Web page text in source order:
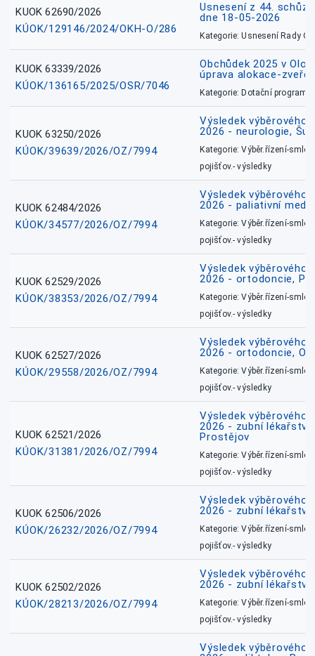
KUOK 62690/2026
KÚOK/129146/2024/OKH-O/286
Usnesení z 44.
dne 18-05-2026
Kategorie: Usnesení Rady
KUOK 63339/2026
KÚOK/136165/2025/OSR/7046
Obchůdek 2025 v
úprava alokace-
Kategorie: Dotační
KUOK 63250/2026
KÚOK/39639/2026/OZ/7994
Výsledek výběrového
2026 - neurologie,
Kategorie: Výběr.řízení-
pojišťov.- výsledky
KUOK 62484/2026
KÚOK/34577/2026/OZ/7994
Výsledek výběrového
2026 - paliativní
Kategorie: Výběr.řízení-
pojišťov.- výsledky
KUOK 62529/2026
KÚOK/38353/2026/OZ/7994
Výsledek výběrového
2026 - ortodoncie,
Kategorie: Výběr.řízení-
pojišťov.- výsledky
KUOK 62527/2026
KÚOK/29558/2026/OZ/7994
Výsledek výběrového
2026 - ortodoncie,
Kategorie: Výběr.řízení-
pojišťov.- výsledky
KUOK 62521/2026
KÚOK/31381/2026/OZ/7994
Výsledek výběrového
2026 - zubní
Prostějov
Kategorie: Výběr.řízení-
pojišťov.- výsledky
KUOK 62506/2026
KÚOK/26232/2026/OZ/7994
Výsledek výběrového
2026 - zubní
Kategorie: Výběr.řízení-
pojišťov.- výsledky
KUOK 62502/2026
KÚOK/28213/2026/OZ/7994
Výsledek výběrového
2026 - zubní
Kategorie: Výběr.řízení-
pojišťov.- výsledky
Výsledek výběrového